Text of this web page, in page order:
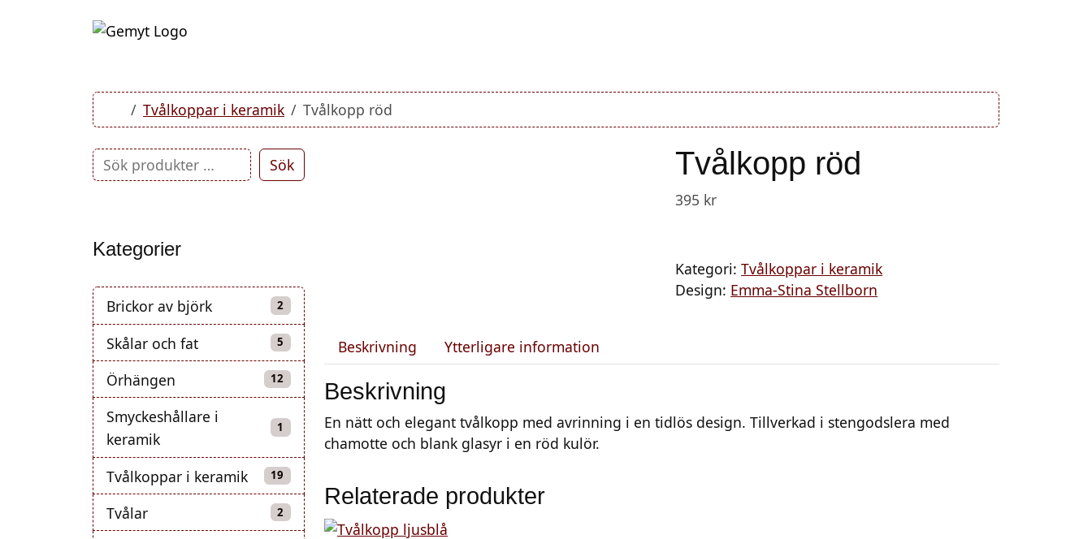
Home
Tvålkoppar i keramik Tvålkopp röd
Tvålkopp röd
395 kr
Kategori:Tvålkoppar i keramik
Design: Emma-Stina Stellborn
Beskrivning Ytterligare information
Beskrivning
En nätt och elegant tvålkopp med avrinning i en tidlös design. Tillverkad i stengodslera med
chamotte och blank glasyr i en röd kulör.
Relaterade produkter
Sök
Kategorier
Brickor av björk 2 2 produkter
Skålar och fat 5 5 produkter
Örhängen 12 12 produkter
Smyckeshållare i
keramik
1 1 produkt
Tvålkoppar i keramik 19 19 produkter
Tvålar 2 2 produkter